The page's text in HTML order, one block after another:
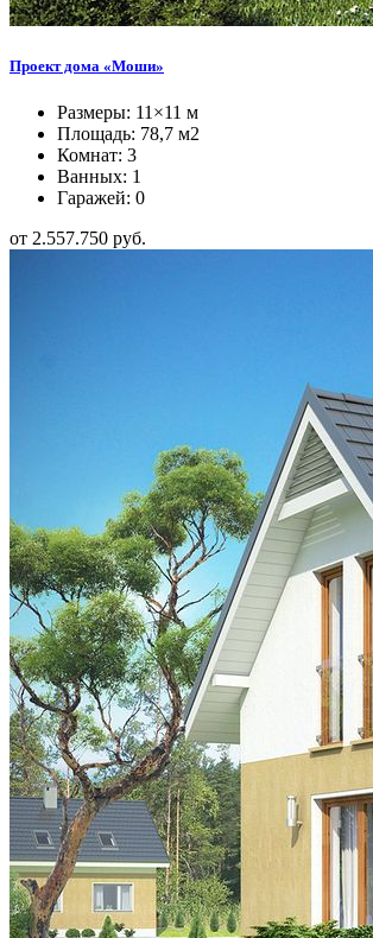
Проект дома «Моши»
Размеры: 11×11 м
Площадь: 78,7 м2
Комнат: 3
Ванных: 1
Гаражей: 0
от 2.557.750 руб.